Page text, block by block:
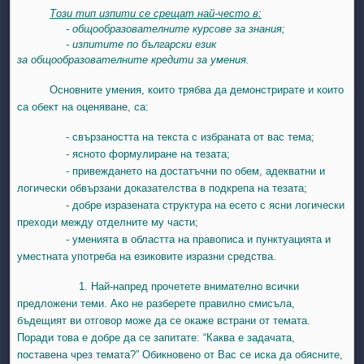
Този тип изпити се срещат най-често в:
- общообразователните курсове за знания;
- изпитите по български език
за общообразователните кредити за умения.
Основните умения, които трябва да демонстрирате и които
са обект на оценяване, са:
- свързаността на текста с избраната от вас тема;
- ясното формулиране на тезата;
- привеждането на достатъчни по обем, адекватни и
логически обвързани доказателства в подкрепа на тезата;
- добре изразената структура на есето с ясни логически
преходи между отделните му части;
- уменията в областта на правописа и пунктуацията и
уместната употреба на езиковите изразни средства.
1. Най-напред прочетете внимателно всички
предложени теми. Ако не разберете правилно смисъла,
бъдещият ви отговор може да се окаже встрани от темата.
Поради това е добре да се запитате: “Каква е задачата,
поставена чрез темата?” Обикновено от Вас се иска да обясните,